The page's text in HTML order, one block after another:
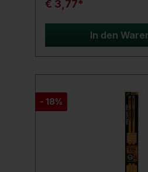
Diffusion Camo Kicker Metall-Rig-Ring
Diffusion Camo Anti
Köderspru im
gebunden mit 20 Pfund Größe 08
€ 3,77*
In den
- 18%